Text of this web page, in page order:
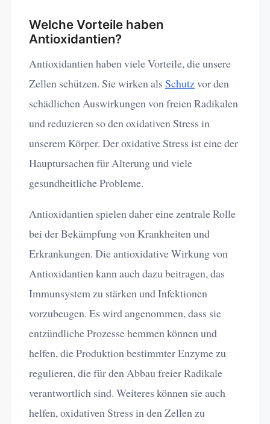
Welche Vorteile haben
Antioxidantien?
Antioxidantien haben viele Vorteile, die unsere
Zellen schützen. Sie wirken als Schutzvor den
schädlichen Auswirkungen von freien Radikalen
und reduzieren so den oxidativen Stress in
unserem Körper. Der oxidative Stress ist eine der
Hauptursachen für Alterung und viele
gesundheitliche Probleme.
Antioxidantien spielen daher eine zentrale Rolle
bei der Bekämpfung von Krankheiten und
Erkrankungen. Die antioxidative Wirkung von
Antioxidantien kann auch dazu beitragen, das
Immunsystem zu stärken und Infektionen
vorzubeugen. Es wird angenommen, dass sie
entzündliche Prozesse hemmen können und
helfen, die Produktion bestimmter Enzyme zu
regulieren, die für den Abbau freier Radikale
verantwortlich sind. Weiteres können sie auch
helfen, oxidativen Stress in den Zellen zu